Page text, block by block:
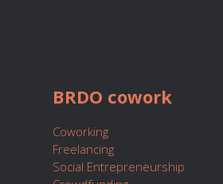
BRDO cowork
Coworking
Freelancing
Social Entrepreneurship